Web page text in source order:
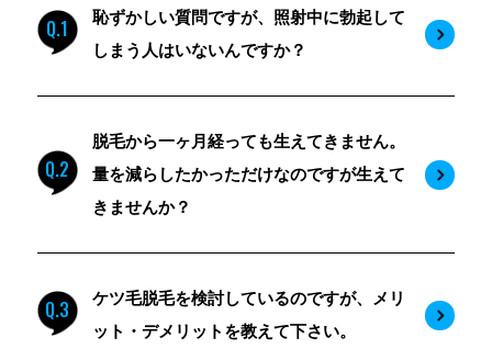
Q.1
恥ずかしい質問ですが、照射中に勃起して
しまう人はいないんですか？
Q.2
脱毛から一ヶ月経っても生えてきません。
量を減らしたかっただけなのですが生えて
きませんか？
Q.3
ケツ毛脱毛を検討しているのですが、メリ
ット・デメリットを教えて下さい。